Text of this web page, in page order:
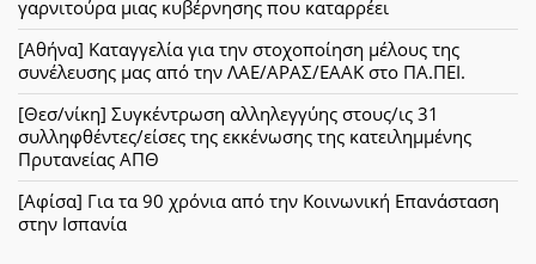
γαρνιτούρα μιας κυβέρνησης που καταρρέει
[Αθήνα] Καταγγελία για την στοχοποίηση μέλους της
συνέλευσης μας από την ΛΑΕ/ΑΡΑΣ/ΕΑΑΚ στο ΠΑ.ΠΕΙ.
[Θεσ/νίκη] Συγκέντρωση αλληλεγγύης στους/ις 31
συλληφθέντες/είσες της εκκένωσης της κατειλημμένης
Πρυτανείας ΑΠΘ
[Αφίσα] Για τα 90 χρόνια από την Κοινωνική Επανάσταση
στην Ισπανία